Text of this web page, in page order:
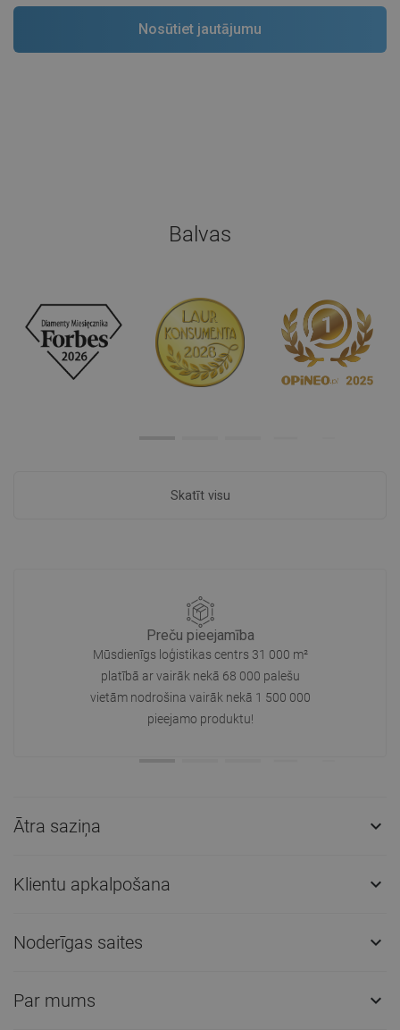
Balvas
Skatīt visu
Preču pieejamība
Mūsdienīgs loģistikas centrs 31 000 m²
platībā ar vairāk nekā 68 000 palešu
vietām nodrošina vairāk nekā 1 500 000
pieejamo produktu!
Ātra saziņa 
Klientu apkalpošana 
Noderīgas saites 
Par mums 